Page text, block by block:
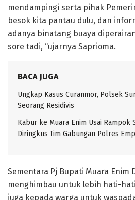
mendampingi serta pihak
besok kita pantau dulu, dan
adanya binatang buaya
sore tadi, “ujarnya Saprioma.
BACA JUGA
Ungkap Kasus Curanmor, Polsek
Seorang Residivis
Kabur ke Muara Enim Usai Rampok
Diringkus Tim Gabungan Polres
Sementara Pj Bupati Muara Enim
menghimbau untuk lebih hati-
juga kepada warga untuk